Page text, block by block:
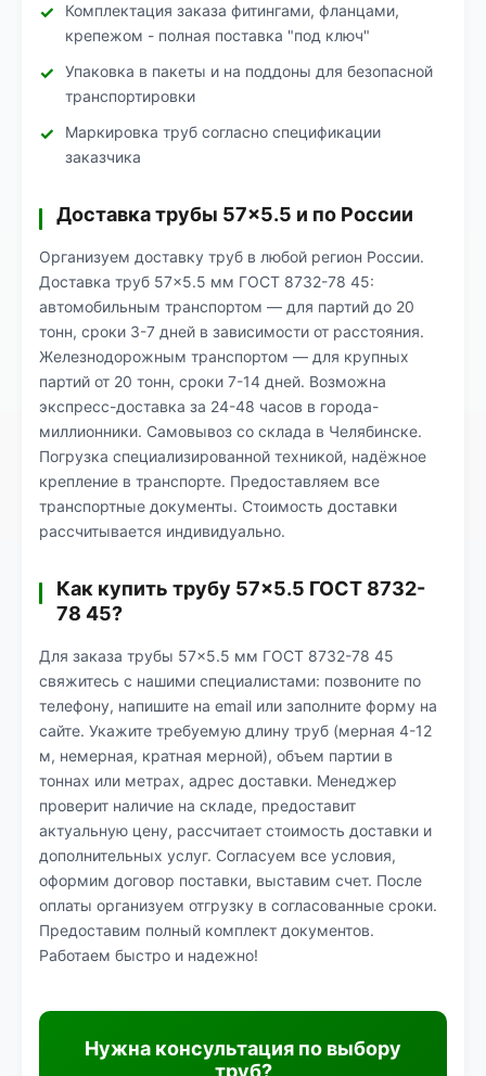
Комплектация заказа фитингами, фланцами,
крепежом - полная поставка "под ключ"
Упаковка в пакеты и на поддоны для безопасной
транспортировки
Маркировка труб согласно спецификации
заказчика
Доставка трубы 57×5.5 и по России
Организуем доставку труб в любой регион России.
Доставка труб 57×5.5 мм ГОСТ 8732-78 45:
автомобильным транспортом — для партий до 20
тонн, сроки 3-7 дней в зависимости от расстояния.
Железнодорожным транспортом — для крупных
партий от 20 тонн, сроки 7-14 дней. Возможна
экспресс-доставка за 24-48 часов в города-
миллионники. Самовывоз со склада в Челябинске.
Погрузка специализированной техникой, надёжное
крепление в транспорте. Предоставляем все
транспортные документы. Стоимость доставки
рассчитывается индивидуально.
Как купить трубу 57×5.5 ГОСТ 8732-
78 45?
Для заказа трубы 57×5.5 мм ГОСТ 8732-78 45
свяжитесь с нашими специалистами: позвоните по
телефону, напишите на email или заполните форму на
сайте. Укажите требуемую длину труб (мерная 4-12
м, немерная, кратная мерной), объем партии в
тоннах или метрах, адрес доставки. Менеджер
проверит наличие на складе, предоставит
актуальную цену, рассчитает стоимость доставки и
дополнительных услуг. Согласуем все условия,
оформим договор поставки, выставим счет. После
оплаты организуем отгрузку в согласованные сроки.
Предоставим полный комплект документов.
Работаем быстро и надежно!
Нужна консультация по выбору
труб?